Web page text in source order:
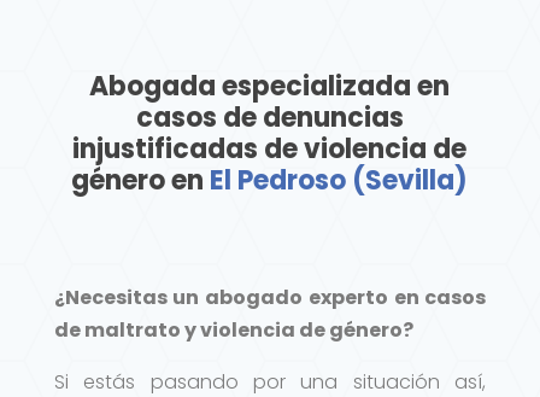
Abogada especializada en
casos de denuncias
injustificadas de violencia de
género en El Pedroso (Sevilla)
¿Necesitas un abogado experto en casos
de maltrato y violencia de género?
Si estás pasando por una situación así,